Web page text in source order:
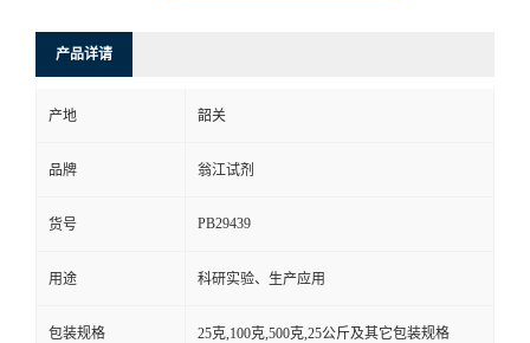
产品详请
产地 韶关
品牌 翁江试剂
货号 PB29439
用途 科研实验、生产应用
包装规格 25克,100克,500克,25公斤及其它包装规格